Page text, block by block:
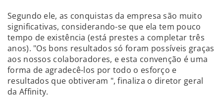
Segundo ele, as conquistas da empresa são muito
significativas, considerando-se que ela tem pouco
tempo de existência (está prestes a completar três
anos). "Os bons resultados só foram possíveis graças
aos nossos colaboradores, e esta convenção é uma
forma de agradecê-los por todo o esforço e
resultados que obtiveram ", finaliza o diretor geral
da Affinity.